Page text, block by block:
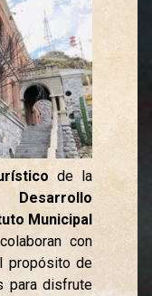
de la
Municipal
con
propósito de
para disfrute